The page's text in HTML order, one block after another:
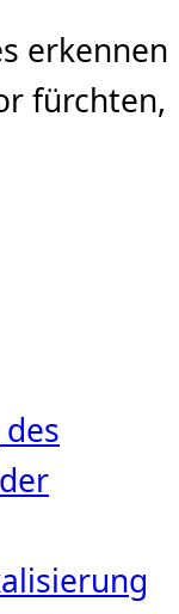
erkennen
fürchten,